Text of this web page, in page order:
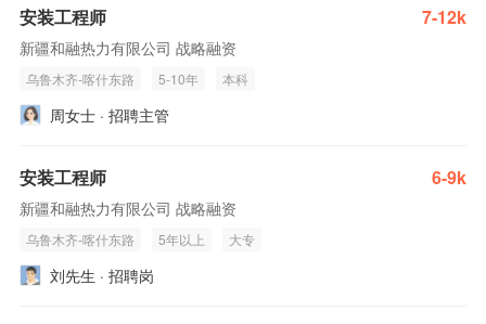
安装工程师 7-12k
新疆和融热力有限公司 战略融资
乌鲁木齐-喀什东路 5-10年 本科
周女士 · 招聘主管
安装工程师 6-9k
新疆和融热力有限公司 战略融资
乌鲁木齐-喀什东路 5年以上 大专
刘先生 · 招聘岗